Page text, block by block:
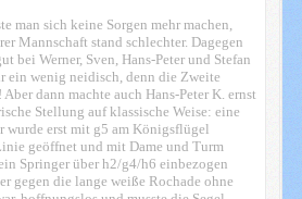
man sich keine Sorgen mehr machen,
Mannschaft stand schlechter. Dagegen
bei Werner, Sven, Hans-Peter und Stefan
ein wenig neidisch, denn die Zweite
dann machte auch Hans-Peter K. ernst
Stellung auf klassische Weise: eine
wurde erst mit g5 am Königsflügel
geöffnet und mit Dame und Turm
Springer über h2/g4/h6 einbezogen
gegen die lange weiße Rochade ohne